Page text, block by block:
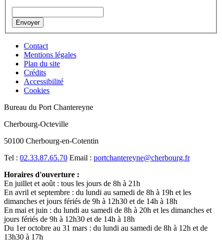
Contact
Mentions légales
Plan du site
Crédits
Accessibilité
Cookies
Bureau du Port Chantereyne
Cherbourg-Octeville
50100 Cherbourg-en-Cotentin
Tel : 02.33.87.65.70 Email : portchantereyne@cherbourg.fr
Horaires d'ouverture :
En juillet et août : tous les jours de 8h à 21h
En avril et septembre : du lundi au samedi de 8h à 19h et les
dimanches et jours fériés de 9h à 12h30 et de 14h à 18h
En mai et juin : du lundi au samedi de 8h à 20h et les dimanches et
jours fériés de 9h à 12h30 et de 14h à 18h
Du 1er octobre au 31 mars : du lundi au samedi de 8h à 12h et de
13h30 à 17h